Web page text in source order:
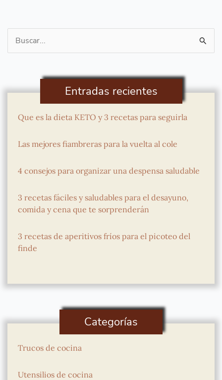
Buscar
por:
Entradas recientes
Que es la dieta KETO y 3 recetas para seguirla
Las mejores fiambreras para la vuelta al cole
4 consejos para organizar una despensa saludable
3 recetas fáciles y saludables para el desayuno,
comida y cena que te sorprenderán
3 recetas de aperitivos fríos para el picoteo del
finde
Categorías
Trucos de cocina
Utensilios de cocina